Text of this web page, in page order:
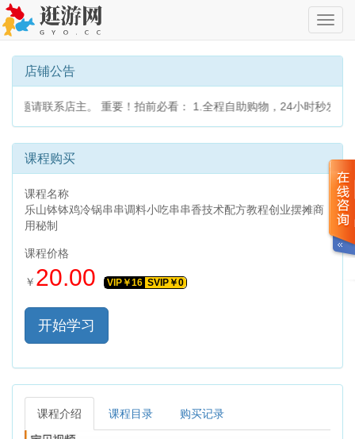
切
换
导
店铺公告
主。 重要！拍前必看： 1.全程自助购物，24小时秒发货，无需咨询
课程购买
课程名称
乐山钵钵鸡冷锅串串调料小吃串串香技术配方教程创业摆摊商
用秘制
课程价格
￥ 20.00 VIP￥16 SVIP￥0
课程介绍 课程目录 购买记录